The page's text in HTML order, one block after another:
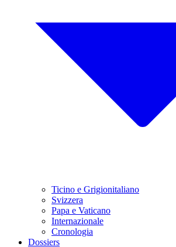
Ticino e Grigionitaliano
Svizzera
Papa e Vaticano
Internazionale
Cronologia
Dossiers